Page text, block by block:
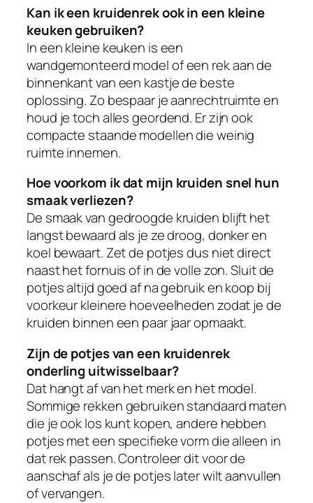
Kan ik een kruidenrek ook in een kleine
keuken gebruiken?
In een kleine keuken is een
wandgemonteerd model of een rek aan de
binnenkant van een kastje de beste
oplossing. Zo bespaar je aanrechtruimte en
houd je toch alles geordend. Er zijn ook
compacte staande modellen die weinig
ruimte innemen.
Hoe voorkom ik dat mijn kruiden snel hun
smaak verliezen?
De smaak van gedroogde kruiden blijft het
langst bewaard als je ze droog, donker en
koel bewaart. Zet de potjes dus niet direct
naast het fornuis of in de volle zon. Sluit de
potjes altijd goed af na gebruik en koop bij
voorkeur kleinere hoeveelheden zodat je de
kruiden binnen een paar jaar opmaakt.
Zijn de potjes van een kruidenrek
onderling uitwisselbaar?
Dat hangt af van het merk en het model.
Sommige rekken gebruiken standaard maten
die je ook los kunt kopen, andere hebben
potjes met een specifieke vorm die alleen in
dat rek passen. Controleer dit voor de
aanschaf als je de potjes later wilt aanvullen
of vervangen.